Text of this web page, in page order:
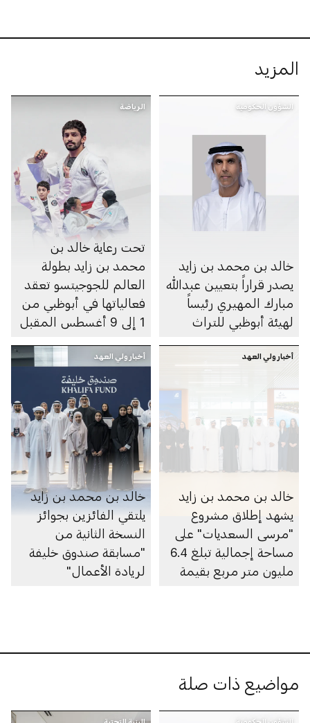
المزيد
الشؤون الحكومية
خالد بن محمد بن زايد
يصدر قراراً بتعيين عبدالله
مبارك المهيري رئيساً
لهيئة أبوظبي للتراث
الرياضة
تحت رعاية خالد بن
محمد بن زايد بطولة
العالم للجوجيتسو تعقد
فعالياتها في أبوظبي من
1 إلى 9 أغسطس المقبل
أخبار ولي العهد
خالد بن محمد بن زايد
يشهد إطلاق مشروع
"مرسى السعديات" على
مساحة إجمالية تبلغ 6.4
مليون متر مربع بقيمة
أخبار ولي العهد
خالد بن محمد بن زايد
يلتقي الفائزين بجوائز
النسخة الثانية من
"مسابقة صندوق خليفة
لريادة الأعمال"
مواضيع ذات صلة